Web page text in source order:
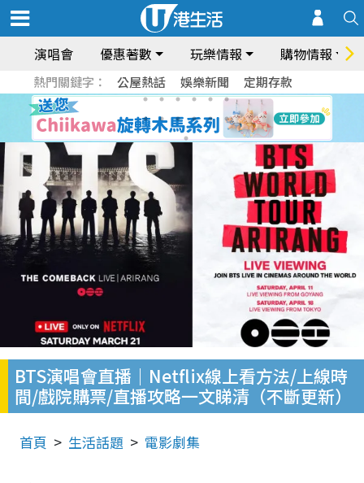
演唱會 優惠著數 玩樂情報 購物情報
熱門關鍵字： 公屋熱話 娛樂新聞 定期存款
BTS演唱會直播｜Netflix線上看方法/上線時
間/戲院購票/直播攻略一文睇清（不斷更新）
首頁 生活話題 電影劇集